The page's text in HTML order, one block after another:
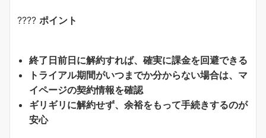
???? ポイント
終了日前日に解約すれば、確実に課金を回避できる
トライアル期間がいつまでか分からない場合は、マ
イページの契約情報を確認
ギリギリに解約せず、余裕をもって手続きするのが
安心